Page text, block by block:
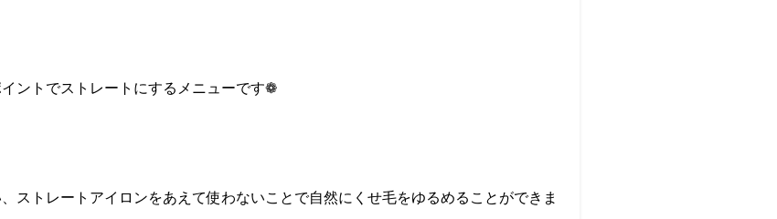
ントでストレートにするメニューです❁︎
ストレートアイロンをあえて使わないことで自然にくせ毛をゆるめることができま